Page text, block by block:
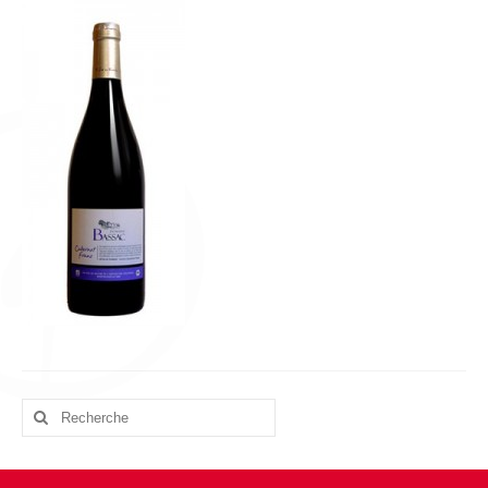
Presse
Contact
English
Rechercher